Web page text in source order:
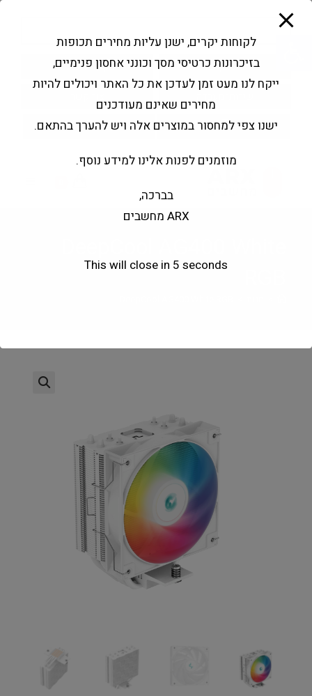
פתח סרגל נגישות
Products
search
החשבון שלי בקשה להצעה
לקוחות יקרים, ישנן עליות מחירים תכופות
בזיכרונות כרטיסי מסך וכונני אחסון פנימיים,
ייקח לנו מעט זמן לעדכן את כל האתר ויכולים להיות
מחירים שאינם מעודכנים
ישנו צפי למחסור במוצרים אלה ויש להערך בהתאם.
מוזמנים לפנות אלינו למידע נוסף.
בברכה,
ARX מחשבים
This will close in 5 seconds